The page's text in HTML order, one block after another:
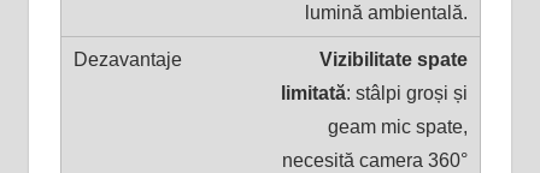
lumină ambientală.
Vizibilitate spate
limitată: stâlpi groși și
geam mic spate,
necesită camera 360°